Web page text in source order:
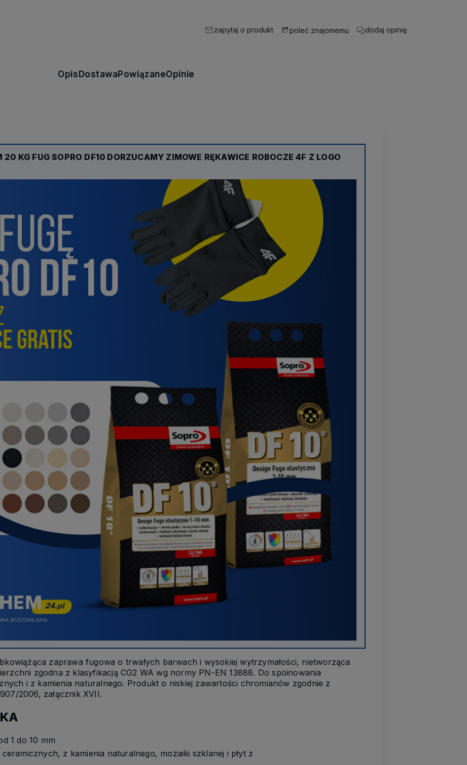
zapytaj o produkt poleć znajomemu dodaj opinię
Opis Dostawa PowiązaneOpinie
KG FUG SOPRO DF10 DORZUCAMY ZIMOWE RĘKAWICE ROBOCZE 4F Z LOGO
zaprawa fugowa o trwałych barwach i wysokiej wytrzymałości, nietworząca
zgodna z klasyfikacją CG2 WA wg normy PN-EN 13888. Do spoinowania
i z kamienia naturalnego. Produkt o niskiej zawartości chromianów zgodnie z
2006, załącznik XVII.
1 do 10 mm
z kamienia naturalnego, mozaiki szklanej i płyt z